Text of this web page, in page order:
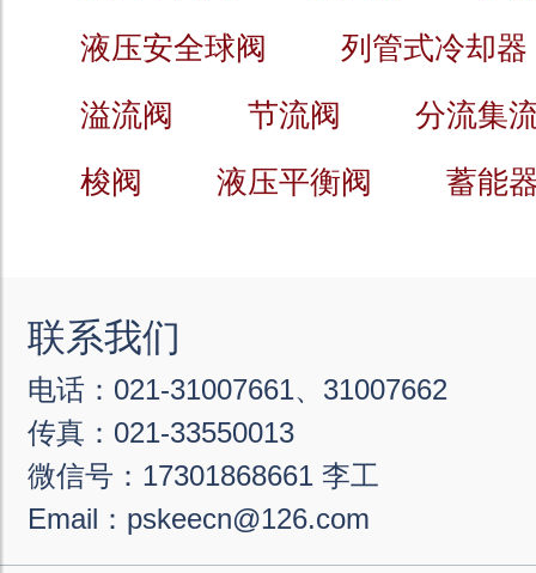
液压安全球阀
列管式冷却器
溢流阀
节流阀
分流集
梭阀
液压平衡阀 蓄能
联系我们
电话：021-31007661、31007662
传真：021-33550013
微信号：17301868661 李工
Email：pskeecn@126.com